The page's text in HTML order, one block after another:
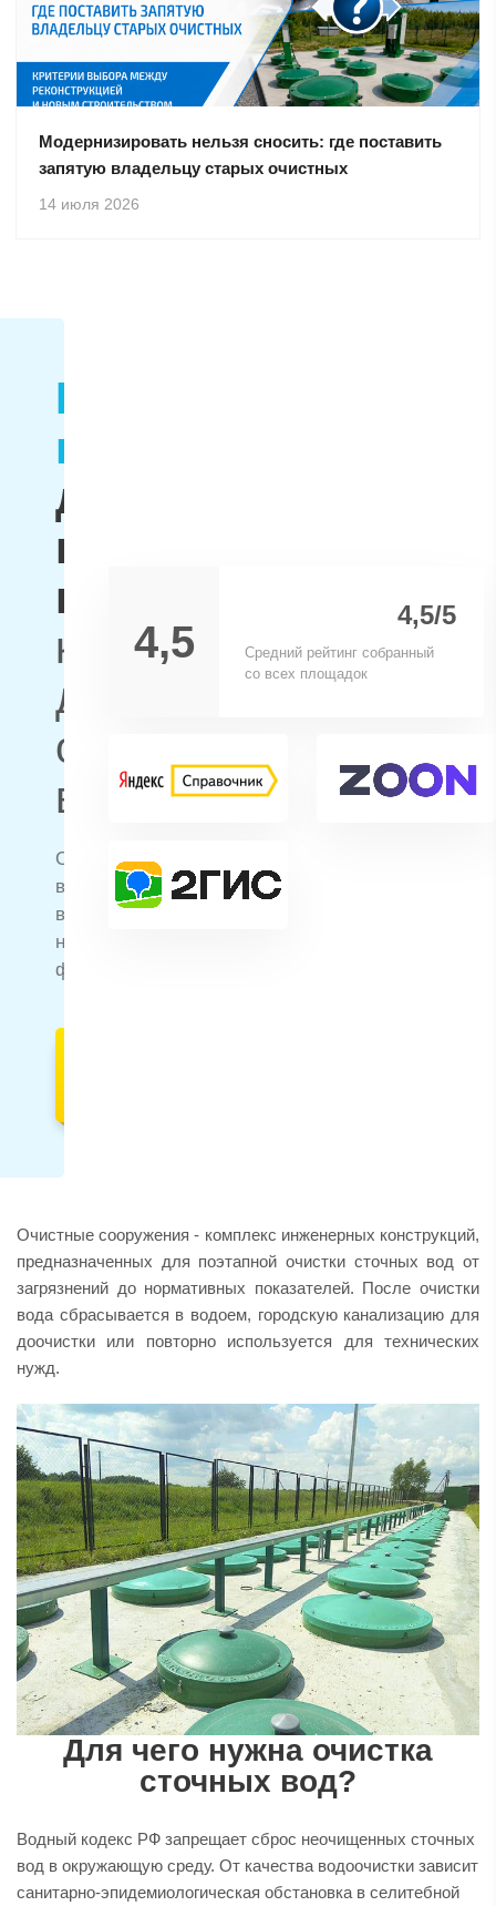
Модернизировать нельзя сносить: где поставить
запятую владельцу старых очистных
14 июля 2026
Качество
продукции
доказывают
наши
клиенты,
которые
делятся
отзывами
в интернете
Отзывы о наших септиках
вы с легкостью можете найти
в социальных сетях,
на популярных строительных
форумах и сайтах-отзовиках
4,5
4,5/5
Средний рейтинг собранный
со всех площадок
Очистные сооружения - комплекс инженерных конструкций,
предназначенных для поэтапной очистки сточных вод от
загрязнений до нормативных показателей. После очистки
вода сбрасывается в водоем, городскую канализацию для
доочистки или повторно используется для технических
нужд.
Для чего нужна очистка
сточных вод?
Водный кодекс РФ запрещает сброс неочищенных сточных
вод в окружающую среду. От качества водоочистки зависит
санитарно-эпидемиологическая обстановка в селитебной